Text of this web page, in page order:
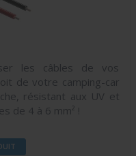
les câbles de vos
de votre camping-car
résistant aux UV et
de 4 à 6 mm² !